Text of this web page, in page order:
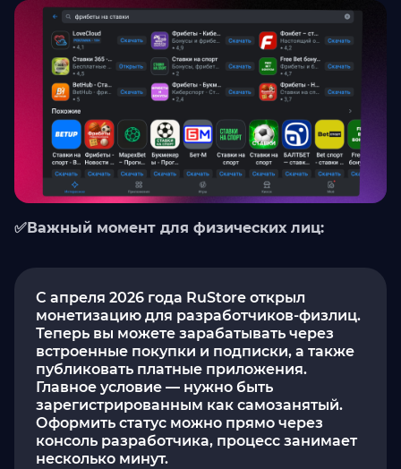
✅Важный момент для физических лиц:
С апреля 2026 года RuStore открыл
монетизацию для разработчиков-физлиц.
Теперь вы можете зарабатывать через
встроенные покупки и подписки, а также
публиковать платные приложения.
Главное условие — нужно быть
зарегистрированным как самозанятый.
Оформить статус можно прямо через
консоль разработчика, процесс занимает
несколько минут.